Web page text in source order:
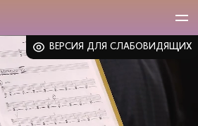
ВЕРСИЯ ДЛЯ СЛАБОВИДЯЩИХ